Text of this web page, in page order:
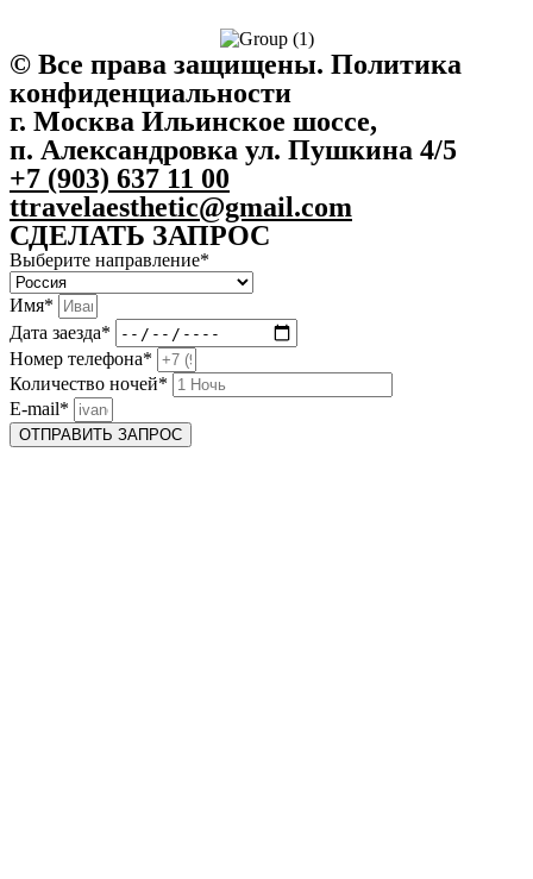
©️ Все права защищены. Политика
конфиденциальности
г. Москва Ильинское шоссе,
п. Александровка ул. Пушкина 4/5
+7 (903) 637 11 00
ttravelaesthetic@gmail.com
СДЕЛАТЬ ЗАПРОС
Выберите направление*
Имя*
Дата заезда*
Номер телефона*
Количество ночей*
E-mail*
ОТПРАВИТЬ ЗАПРОС